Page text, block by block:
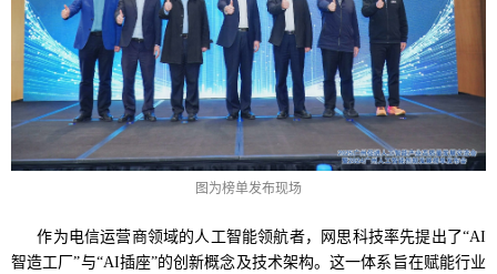
图为榜单发布现场
作为电信运营商领域的人工智能领航者，网思科技率先提出了“AI
智造工厂”与“AI插座”的创新概念及技术架构。这一体系旨在赋能行业